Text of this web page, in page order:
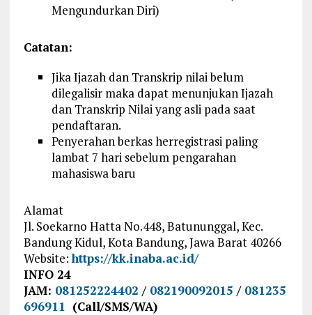
Mengundurkan Diri)
Catatan:
Jika Ijazah dan Transkrip nilai belum
dilegalisir maka dapat menunjukan Ijazah
dan Transkrip Nilai yang asli pada saat
pendaftaran.
Penyerahan berkas herregistrasi paling
lambat 7 hari sebelum pengarahan
mahasiswa baru
Alamat
Jl. Soekarno Hatta No.448, Batununggal, Kec.
Bandung Kidul, Kota Bandung, Jawa Barat 40266
Website:https://kk.inaba.ac.id/
INFO 24
JAM: 081252224402 / 082190092015 / 081235
696911 (Call/SMS/WA)